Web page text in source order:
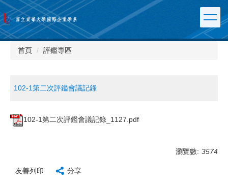
跳
到
主
要
首頁 評鑑專區
102-1第二次評鑑會議記錄
102-1第二次評鑑會議記錄_1127.pdf
瀏覽數: 3574
友善列印 分享